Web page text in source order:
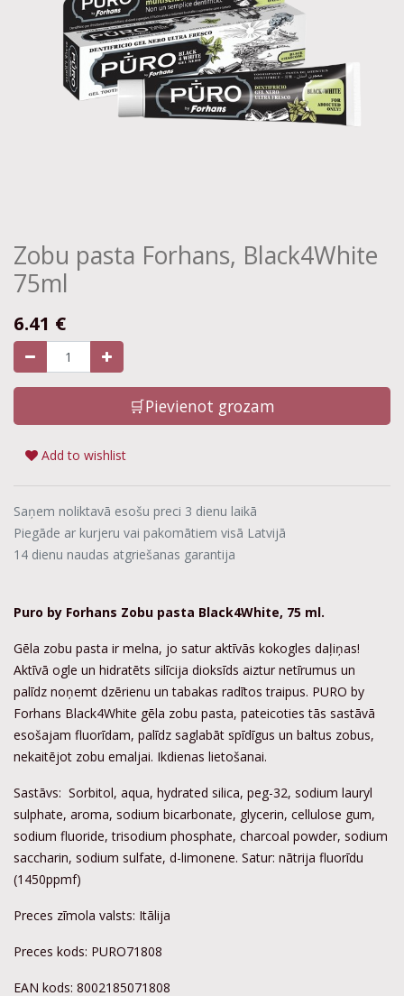
Zobu pasta Forhans, Black4White
75ml
6.41 €
🛒Pievienot grozam
Add to wishlist
Saņem noliktavā esošu preci 3 dienu laikā
Piegāde ar kurjeru vai pakomātiem visā Latvijā
14 dienu naudas atgriešanas garantija
Puro by Forhans Zobu pasta Black4White, 75 ml.
Gēla zobu pasta ir melna, jo satur aktīvās kokogles daļiņas!
Aktīvā ogle un hidratēts silīcija dioksīds aiztur netīrumus un
palīdz noņemt dzērienu un tabakas radītos traipus. PURO by
Forhans Black4White gēla zobu pasta, pateicoties tās sastāvā
esošajam fluorīdam, palīdz saglabāt spīdīgus un baltus zobus,
nekaitējot zobu emaljai. Ikdienas lietošanai.
Sastāvs: Sorbitol, aqua, hydrated silica, peg-32, sodium lauryl
sulphate, aroma, sodium bicarbonate, glycerin, cellulose gum,
sodium fluoride, trisodium phosphate, charcoal powder, sodium
saccharin, sodium sulfate, d-limonene. Satur: nātrija fluorīdu
(1450ppmf)
Preces zīmola valsts: Itālija
Preces kods: PURO71808
EAN kods: 8002185071808